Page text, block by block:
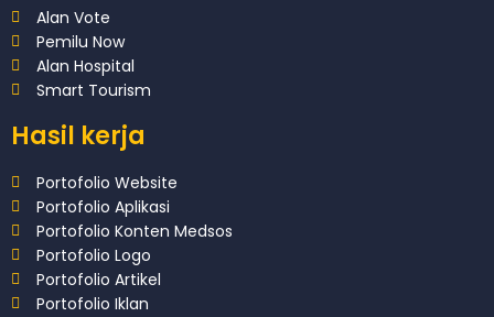
Alan Vote
Pemilu Now
Alan Hospital
Smart Tourism
Hasil kerja
Portofolio Website
Portofolio Aplikasi
Portofolio Konten Medsos
Portofolio Logo
Portofolio Artikel
Portofolio Iklan